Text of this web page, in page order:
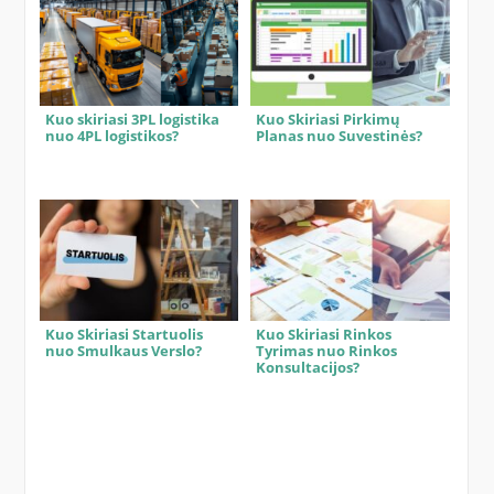
Kuo skiriasi 3PL logistika
nuo 4PL logistikos?
Kuo Skiriasi Pirkimų
Planas nuo Suvestinės?
Kuo Skiriasi Startuolis
nuo Smulkaus Verslo?
Kuo Skiriasi Rinkos
Tyrimas nuo Rinkos
Konsultacijos?